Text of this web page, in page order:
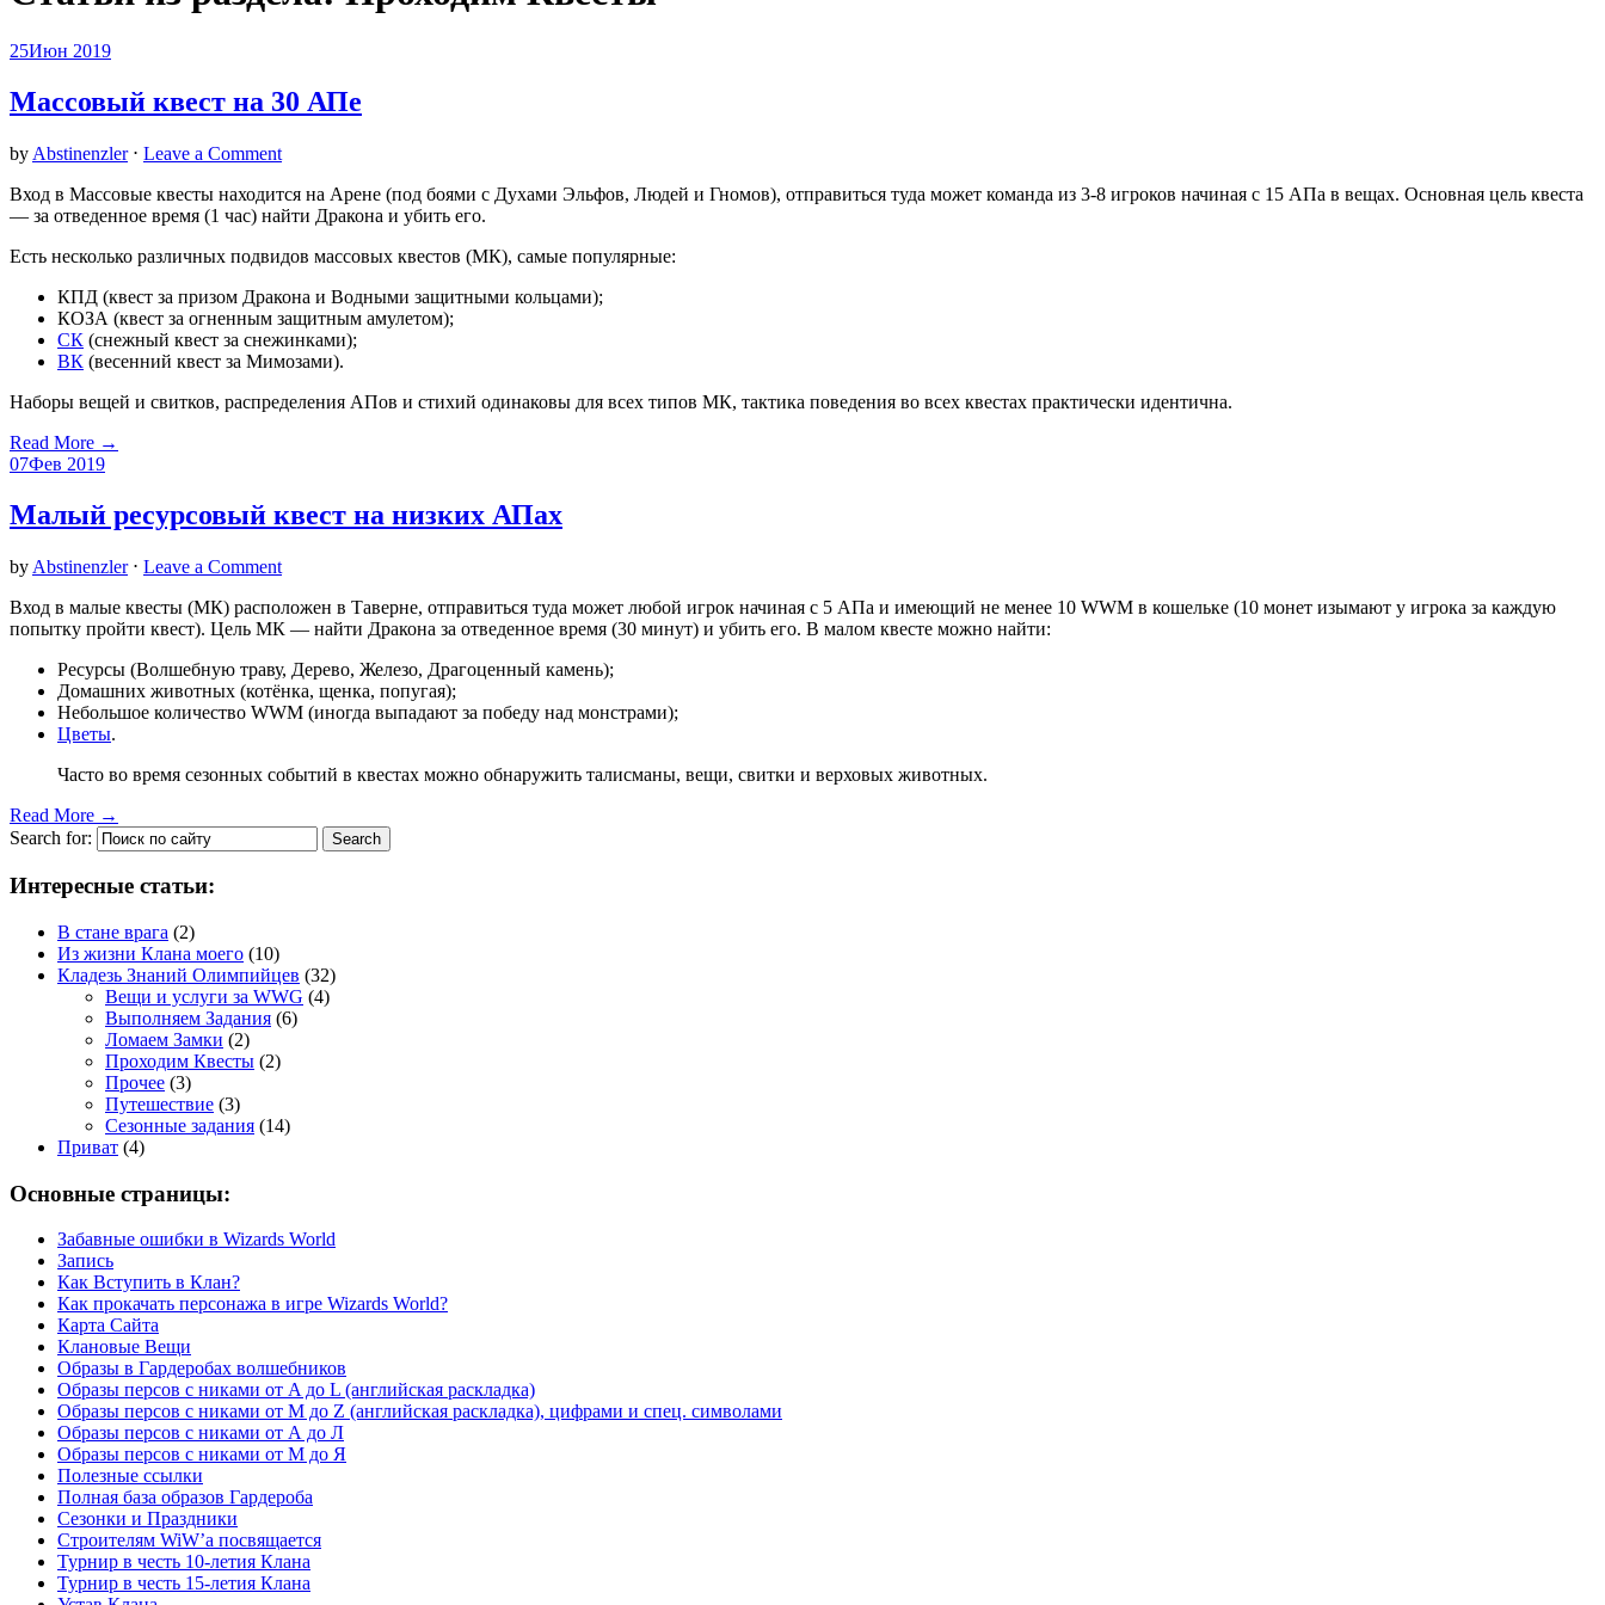
25Июн 2019
Массовый квест на 30 АПе
by Abstinenzler⋅ Leave a Comment
Вход в Массовые квесты находится на Арене (под боями с Духами Эльфов, Людей и Гномов), отправиться туда может команда из 3-8 игроков начиная с 15 АПа в вещах. Основная цель квеста
— за отведенное время (1 час) найти Дракона и убить его.
Есть несколько различных подвидов массовых квестов (МК), самые популярные:
КПД (квест за призом Дракона и Водными защитными кольцами);
КОЗА (квест за огненным защитным амулетом);
СК (снежный квест за снежинками);
ВК (весенний квест за Мимозами).
Наборы вещей и свитков, распределения АПов и стихий одинаковы для всех типов МК, тактика поведения во всех квестах практически идентична.
Read More →
07Фев 2019
Малый ресурсовый квест на низких АПах
by Abstinenzler⋅ Leave a Comment
Вход в малые квесты (МК) расположен в Таверне, отправиться туда может любой игрок начиная с 5 АПа и имеющий не менее 10 WWM в кошельке (10 монет изымают у игрока за каждую
попытку пройти квест). Цель МК — найти Дракона за отведенное время (30 минут) и убить его. В малом квесте можно найти:
Ресурсы (Волшебную траву, Дерево, Железо, Драгоценный камень);
Домашних животных (котёнка, щенка, попугая);
Небольшое количество WWM (иногда выпадают за победу над монстрами);
Цветы.
Часто во время сезонных событий в квестах можно обнаружить талисманы, вещи, свитки и верховых животных.
Read More →
Search for:
Интересные статьи:
В стане врага (2)
Из жизни Клана моего (10)
Кладезь Знаний Олимпийцев (32)
Вещи и услуги за WWG (4)
Выполняем Задания (6)
Ломаем Замки (2)
Проходим Квесты (2)
Прочее (3)
Путешествие (3)
Сезонные задания (14)
Приват (4)
Основные страницы:
Забавные ошибки в Wizards World
Запись
Как Вступить в Клан?
Как прокачать персонажа в игре Wizards World?
Карта Сайта
Клановые Вещи
Образы в Гардеробах волшебников
Образы персов с никами от A до L (английская раскладка)
Образы персов с никами от M до Z (английская раскладка), цифрами и спец. символами
Образы персов с никами от А до Л
Образы персов с никами от М до Я
Полезные ссылки
Полная база образов Гардероба
Сезонки и Праздники
Строителям WiW’a посвящается
Турнир в честь 10-летия Клана
Турнир в честь 15-летия Клана